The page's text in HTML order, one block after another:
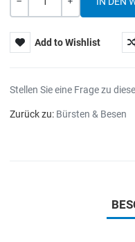
Add to Wishlist
Stellen Sie eine Frage zu
Zurück zu: Bürsten & Besen